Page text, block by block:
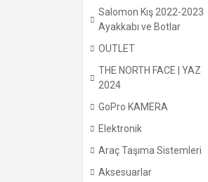
Salomon Kış 2022-2023
Ayakkabı ve Botlar
OUTLET
THE NORTH FACE | YAZ
2024
GoPro KAMERA
Elektronik
Araç Taşıma Sistemleri
Aksesuarlar